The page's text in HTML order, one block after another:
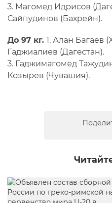
3. Магомед Идрисов
Сайпудинов (Бахрейн).
До 97 кг. 1. Алан
Гаджиалиев (Дагестан).
3. Гаджимагомед
Козырев (Чувашия).